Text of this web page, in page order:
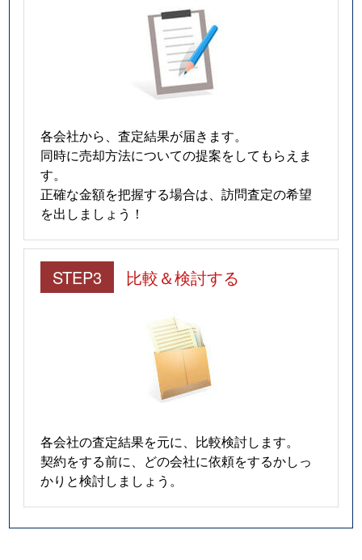
各会社から、査定結果が届きます。
同時に売却方法についての提案をしてもらえま
す。
正確な金額を把握する場合は、訪問査定の希望
を出しましょう！
STEP3 比較＆検討する
各会社の査定結果を元に、比較検討します。
契約をする前に、どの会社に依頼をするかしっ
かりと検討しましょう。